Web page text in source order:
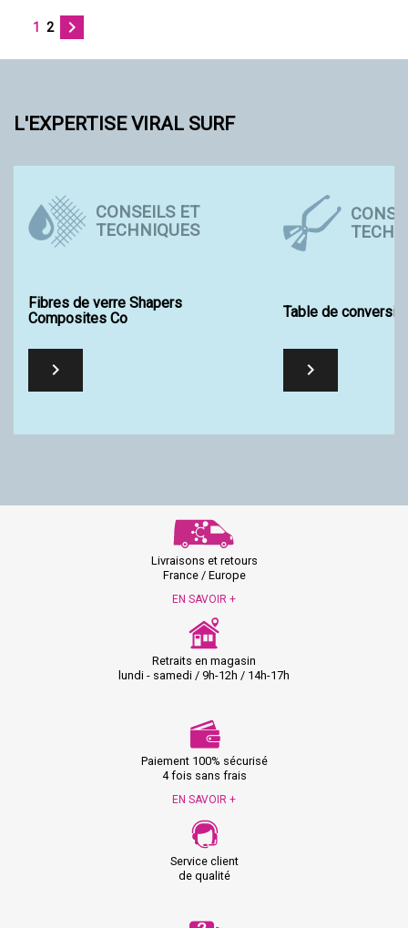
1 2 
L'EXPERTISE VIRAL SURF
CONSEILS ET
TECHNIQUES
Fibres de verre Shapers
Composites Co

Table de

Livraisons et retours
France / Europe
EN SAVOIR +
Retraits en magasin
lundi - samedi / 9h-12h / 14h-17h
Paiement 100% sécurisé
4 fois sans frais
EN SAVOIR +
Service client
de qualité